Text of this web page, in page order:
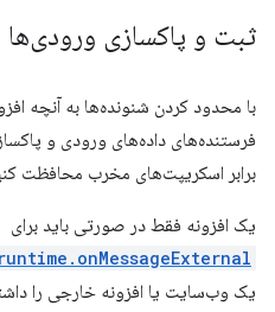
ثبت و پاکسازی ورودی‌ها
با محدود کردن شنونده‌ها به آنچه
فرستنده‌های داده‌های ورودی و
برابر اسکریپت‌های مخرب محافظت
یک افزونه فقط در صورتی باید برای
runtime.onMessageExternal
یک وب‌سایت یا افزونه خارجی را